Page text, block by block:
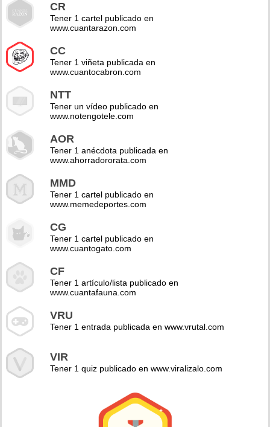
CR
Tener 1 cartel publicado en
www.cuantarazon.com
CC
Tener 1 viñeta publicada en
www.cuantocabron.com
NTT
Tener un vídeo publicado en
www.notengotele.com
AOR
Tener 1 anécdota publicada en
www.ahorradororata.com
MMD
Tener 1 cartel publicado en
www.memedeportes.com
CG
Tener 1 cartel publicado en
www.cuantogato.com
CF
Tener 1 artículo/lista publicado en
www.cuantafauna.com
VRU
Tener 1 entrada publicada en www.vrutal.com
VIR
Tener 1 quiz publicado en www.viralizalo.com